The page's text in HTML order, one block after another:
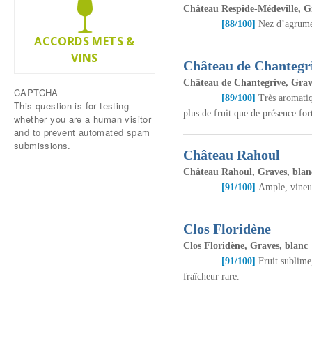
Château Respide-Médeville,
[88/100] Nez
Château de
Château de Chantegrive,
[89/100] Très
plus de fruit que de présence
Château Rahoul
Château Rahoul, Graves,
[91/100] Ample,
Clos Floridène
Clos Floridène, Graves, blanc
[91/100] Fruit
fraîcheur rare.
ACCORDS METS &
VINS
CAPTCHA
This question is for testing
whether you are a human visitor
and to prevent automated spam
submissions.